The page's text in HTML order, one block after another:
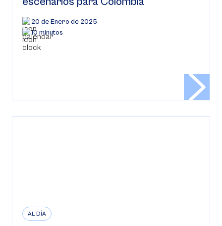
20 de Enero de 2025
10 minutos
AL DÍA